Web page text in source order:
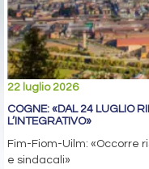
22 luglio 2026
COGNE: «DAL 24 LUGLIO
L’INTEGRATIVO»
Fim-Fiom-Uilm: «Occorre
e sindacali»